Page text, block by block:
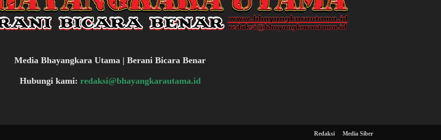
Media Bhayangkara Utama | Berani Bicara Benar
Hubungi kami: redaksi@bhayangkarautama.id
Redaksi Media Siber